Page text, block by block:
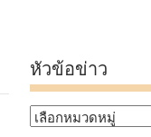
หัวข้อข่าว
หัวข้อ